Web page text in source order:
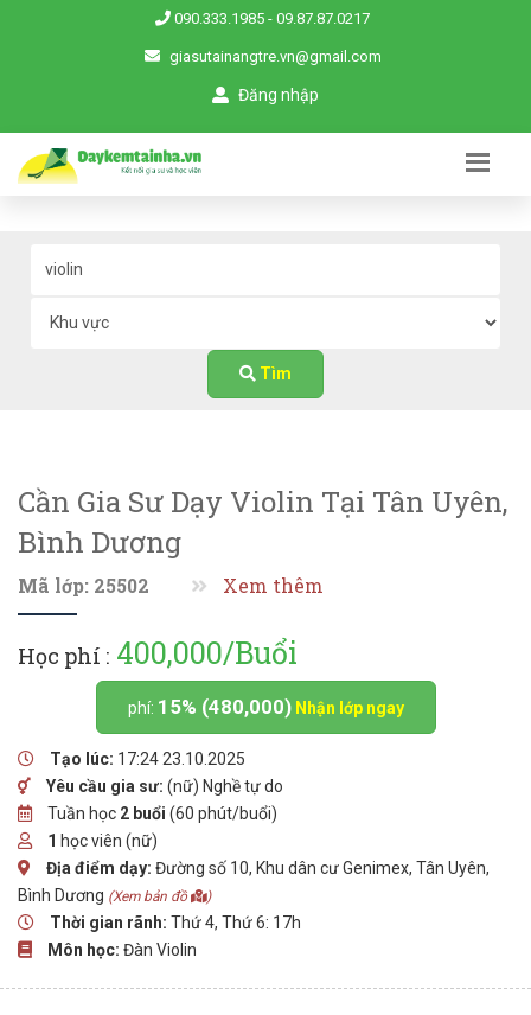
090.333.1985 - 09.87.87.0217
giasutainangtre.vn@gmail.com
Đăng nhập
Tìm
Cần Gia Sư Dạy Violin Tại Tân Uyên,
Bình Dương
Mã lớp: 25502 Xem thêm
Học phí : 400,000/Buổi
phí: 15% (480,000) Nhận lớp ngay
Tạo lúc: 17:24 23.10.2025
Yêu cầu gia sư: (nữ) Nghề tự do
Tuần học 2 buổi (60 phút/buổi)
1 học viên (nữ)
Địa điểm dạy: Đường số 10, Khu dân cư Genimex, Tân Uyên,
Bình Dương (Xem bản đồ )
Thời gian rãnh: Thứ 4, Thứ 6: 17h
Môn học: Đàn Violin